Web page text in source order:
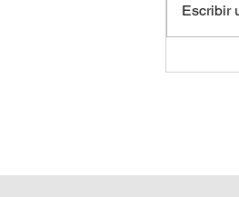
Escribir